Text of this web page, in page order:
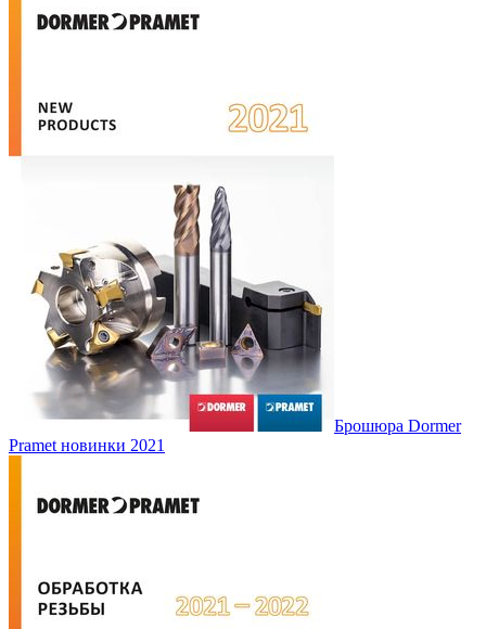
Брошюра Dormer
Pramet новинки 2021